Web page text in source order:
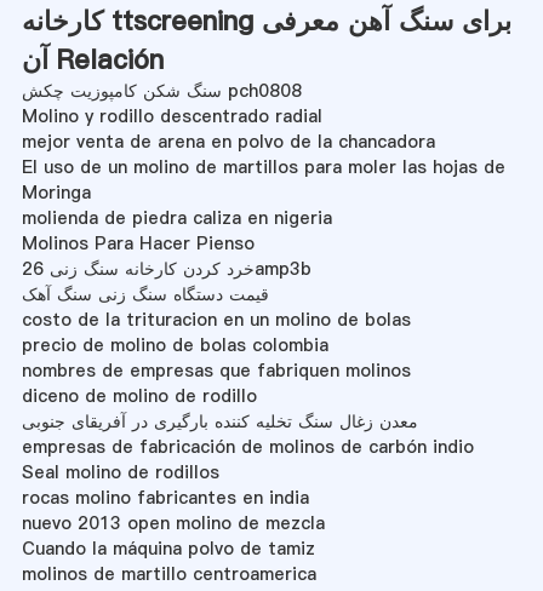
کارخانه ttscreening برای سنگ آهن معرفی
آن Relación
سنگ شکن کامپوزیت چکش pch0808
Molino y rodillo descentrado radial
mejor venta de arena en polvo de la chancadora
El uso de un molino de martillos para moler las hojas de
Moringa
molienda de piedra caliza en nigeria
Molinos Para Hacer Pienso
خرد کردن کارخانه سنگ زنی 26amp3b
قیمت دستگاه سنگ زنی سنگ آهک
costo de la trituracion en un molino de bolas
precio de molino de bolas colombia
nombres de empresas que fabriquen molinos
diceno de molino de rodillo
معدن زغال سنگ تخلیه کننده بارگیری در آفریقای جنوبی
empresas de fabricación de molinos de carbón indio
Seal molino de rodillos
rocas molino fabricantes en india
nuevo 2013 open molino de mezcla
Cuando la máquina polvo de tamiz
molinos de martillo centroamerica